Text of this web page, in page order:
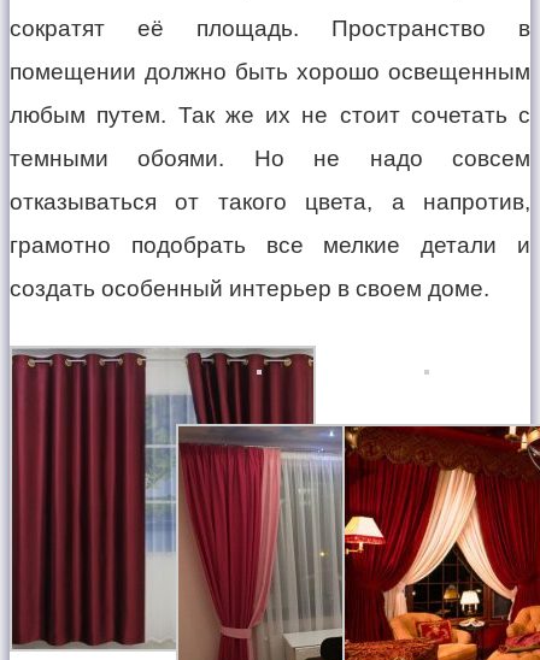
сократят её площадь. Пространство в
помещении должно быть хорошо освещенным
любым путем. Так же их не стоит сочетать с
темными обоями. Но не надо совсем
отказываться от такого цвета, а напротив,
грамотно подобрать все мелкие детали и
создать особенный интерьер в своем доме.